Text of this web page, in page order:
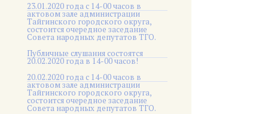
23.01.2020 года с 14-00 часов в
актовом зале администрации
Тайгинского городского округа,
состоится очередное заседание
Совета народных депутатов ТГО.
Публичные слушания состоятся
20.02.2020 года в 14-00 часов!
20.02.2020 года с 14-00 часов в
актовом зале администрации
Тайгинского городского округа,
состоится очередное заседание
Совета народных депутатов ТГО.